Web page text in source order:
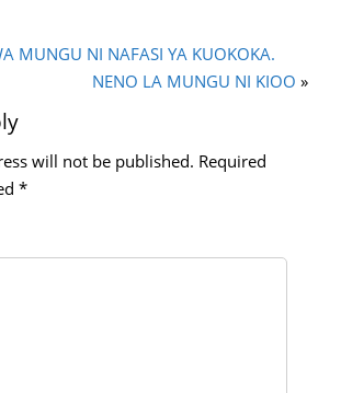
MUNGU NI NAFASI YA KUOKOKA.
NENO LA MUNGU NI KIOO »
will not be published. Required
*